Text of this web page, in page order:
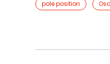
pole position